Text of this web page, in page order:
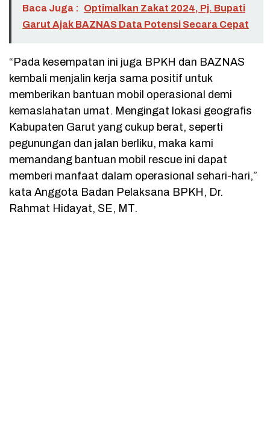
Baca Juga : Optimalkan Zakat 2024, Pj. Bupati
Garut Ajak BAZNAS Data Potensi Secara Cepat
“Pada kesempatan ini juga BPKH dan BAZNAS
kembali menjalin kerja sama positif untuk
memberikan bantuan mobil operasional demi
kemaslahatan umat. Mengingat lokasi geografis
Kabupaten Garut yang cukup berat, seperti
pegunungan dan jalan berliku, maka kami
memandang bantuan mobil rescue ini dapat
memberi manfaat dalam operasional sehari-hari,”
kata Anggota Badan Pelaksana BPKH, Dr.
Rahmat Hidayat, SE, MT.